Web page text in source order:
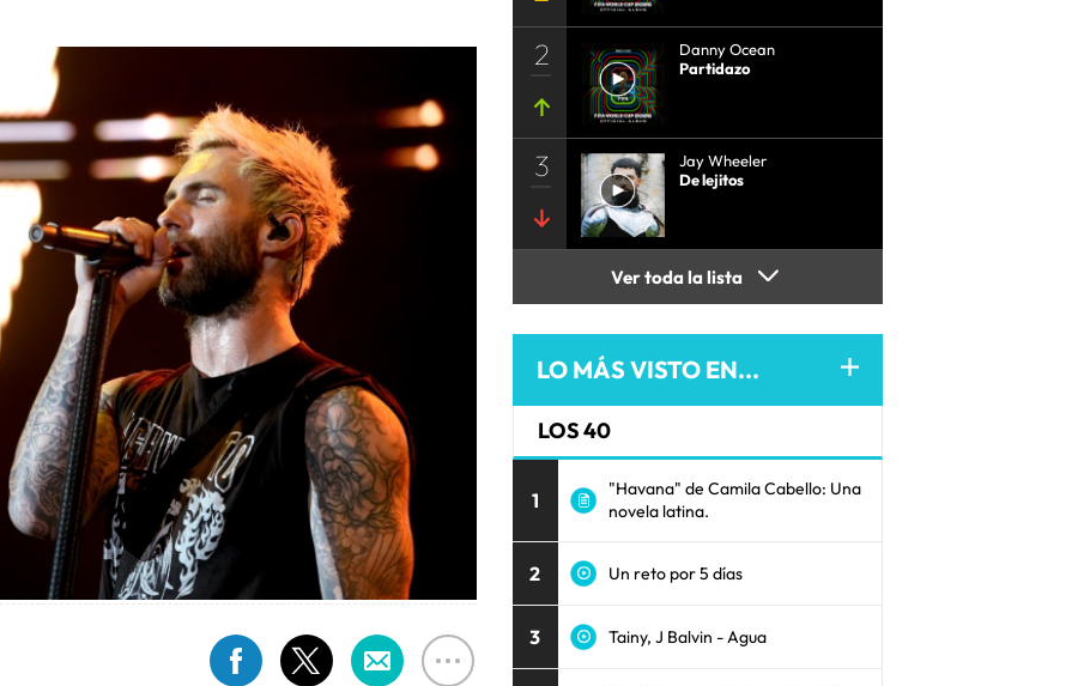
2
Danny Ocean
Partidazo
3
Jay Wheeler
De lejitos
Ver toda la lista
LO MÁS VISTO EN...
LOS 40
1
"Havana" de Camila Cabello: Una
novela latina.
2 Un reto por 5 días
3 Tainy, J Balvin - Agua